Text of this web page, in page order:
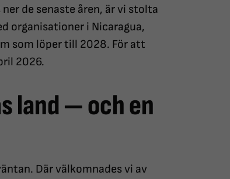
de senaste åren, är vi stolta
organisationer i Nicaragua,
som löper till 2028. För att
2026.
land — och en
Där välkomnades vi av